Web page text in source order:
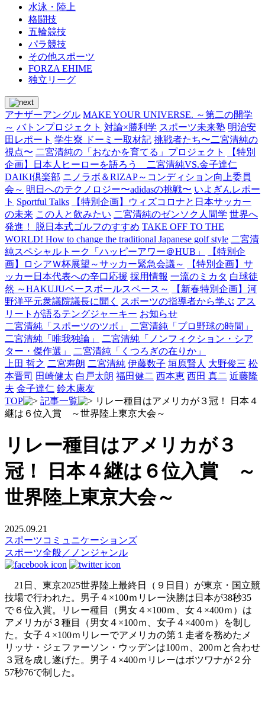
水泳・陸上
格闘技
五輪競技
パラ競技
その他スポーツ
FORZA EHIME
独立リーグ
アナザーアングル MAKE YOUR UNIVERSE. ～第二の開学
～ バトンプロジェクト 対論×勝利学 スポーツ未来塾 明治安
田レポート 学生寮 ドーミー取材記 挑戦者たち〜二宮清純の
視点〜 二宮清純の「おなかを育てる」プロジェクト
【特別
企画】日本人ヒーローを語ろう 二宮清純VS.金子達仁
DAIKI倶楽部 ニノラボ＆RIZAP～コンディション向上委員
会～ 明日へのテクノロジー〜adidasの挑戦〜 いよぎんレポー
ト Sportful Talks
【特別企画】ウィズコロナと日本サッカー
の未来 この人と飲みたい 二宮清純のゼンソク人間学 世界へ
発進！ 脱日本式ゴルフのすすめ TAKE OFF TO THE
WORLD! How to change the traditional Japanese golf style 二宮清
純スペシャルトーク「ハッピーアワー＠HUB」
【特別企
画】ロシアＷ杯展望～サッカー緊急会議～
【特別企画】サ
ッカー日本代表への辛口応援 採用情報 一流のミカタ 白球徒
然 ～HAKUJUベースボールスペース～
【新春特別企画】河
野洋平元衆議院議長に聞く
スポーツの指導者から学ぶ アス
リートが語るテングジャーキー お知らせ
二宮清純「スポーツのツボ」
二宮清純「プロ野球の時間」
二宮清純「唯我独論」
二宮清純「ノンフィクション・シア
ター・傑作選」
二宮清純「くつろぎの在りか」
上田 哲之 二宮寿朗 二宮清純 伊藤数子 垣原賢人 大野俊三 松
本晋司 田崎健太 白戸太朗 福田健二 西本恵 西田 真二 近藤隆
夫 金子達仁 鈴木康友
TOP
記事一覧
リレー種目はアメリカが３冠！ 日本４
継は６位入賞 ～世界陸上東京大会～
リレー種目はアメリカが３
冠！ 日本４継は６位入賞 ～
世界陸上東京大会～
2025.09.21
スポーツコミュニケーションズ
スポーツ全般／ノンジャンル
21日、東京2025世界陸上最終日（９日目）が東京・国立競
技場で行われた。男子４×100ｍリレー決勝は日本が38秒35
で６位入賞。リレー種目（男女４×100ｍ、女４×400ｍ）は
アメリカが３種目（男女４×100ｍ、女子４×400ｍ）を制し
た。女子４×100ｍリレーでアメリカの第１走者を務めたメ
リッサ・ジェファーソン・ウッデンは100ｍ、200ｍと合わせ
３冠を成し遂げた。男子４×400ｍリレーはボツワナが２分
57秒76で制した。